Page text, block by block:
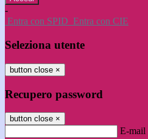
-
Entra con SPID Entra con CIE
Seleziona utente
button close ×
Recupero password
button close ×
E-mail